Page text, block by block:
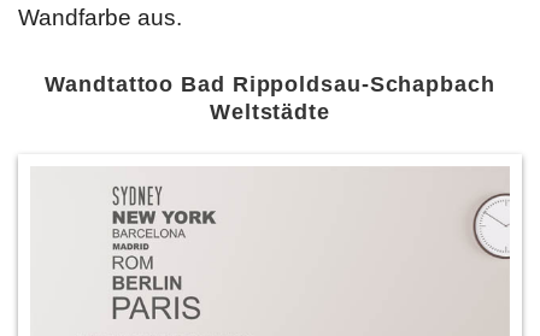
Wandfarbe aus.
Wandtattoo Bad Rippoldsau-Schapbach
Weltstädte